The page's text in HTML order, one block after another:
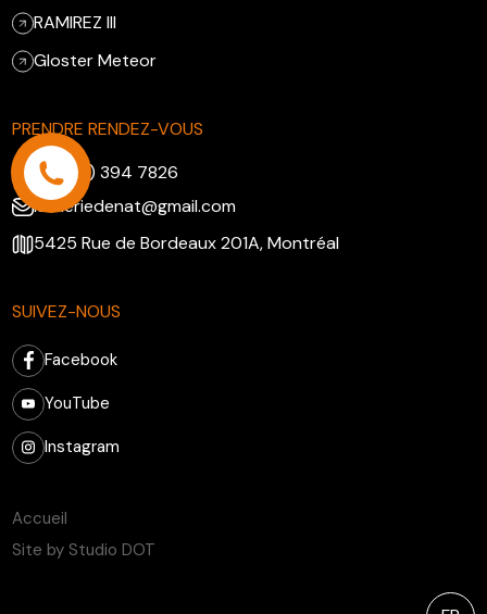
RAMIREZ III
Gloster Meteor
PRENDRE RENDEZ-VOUS
+1 (438) 394 7826
lutheriedenat@gmail.com
5425 Rue de Bordeaux 201A, Montréal
SUIVEZ-NOUS
Facebook
YouTube
Instagram
Accueil
Site by Studio DOT